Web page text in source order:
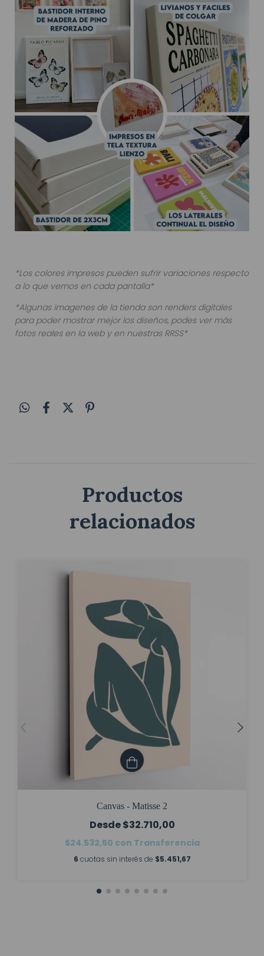
*Los colores impresos pueden sufrir variaciones respecto
a lo que vemos en cada pantalla*
*Algunas imagenes de la tienda son renders digitales
para poder mostrar mejor los diseños, podes ver más
fotos reales en la web y en nuestras RRSS*
Productos
relacionados
Canvas - Matisse 2
$32.710,00
$24.532,50 con Transferencia
6 cuotas sin interés de $5.451,67